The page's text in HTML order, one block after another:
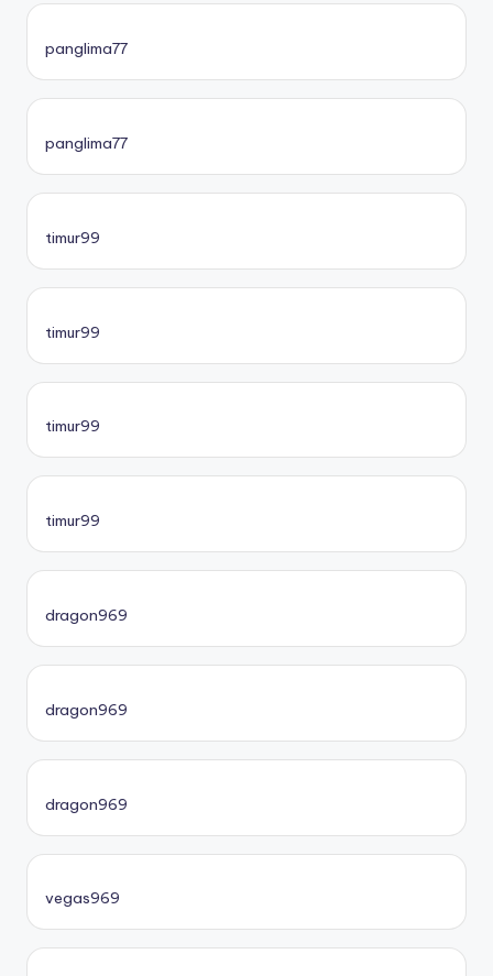
panglima77
panglima77
timur99
timur99
timur99
timur99
dragon969
dragon969
dragon969
vegas969